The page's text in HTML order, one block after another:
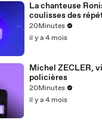
La chanteuse
coulisses des
quatrième édition
20Minutes
il y a 4 mois
Michel ZECLER,
policières
20Minutes
il y a 4 mois